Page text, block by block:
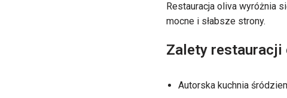
Restauracja oliva wyróżnia
mocne i słabsze strony.
Zalety restauracji
Autorska kuchnia